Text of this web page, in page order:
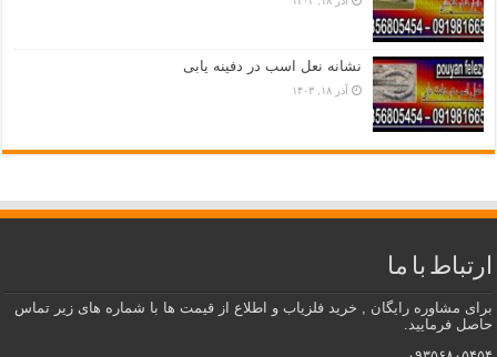
نشانه نعل اسب در دفینه یابی
آذر ۱۸, ۱۴۰۳
ارتباط با ما
برای مشاوره رایگان , خرید فلزیاب و اطلاع از قیمت ها با شماره های زیر تماس
حاصل فرمایید.